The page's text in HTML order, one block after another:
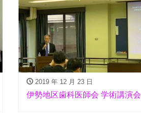
2019 年 12 月 23 日
伊勢地区歯科医師会 学術講演会